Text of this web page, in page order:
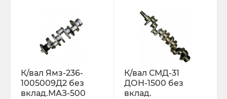
К/вал Ямз-236-
1005009Д2 без
вклад.МАЗ-500
К/вал СМД-31
ДОН-1500 без
вклад.